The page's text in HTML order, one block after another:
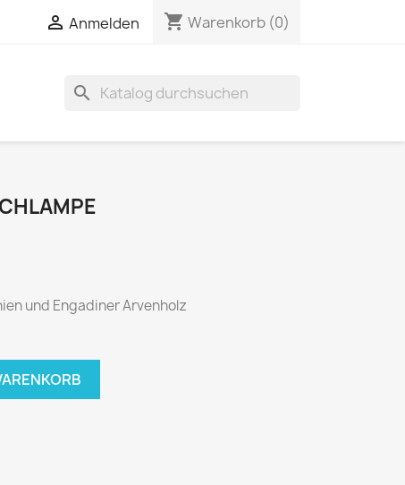
 Anmelden shopping_cart Warenkorb (0)
search
und Engadiner Arvenholz